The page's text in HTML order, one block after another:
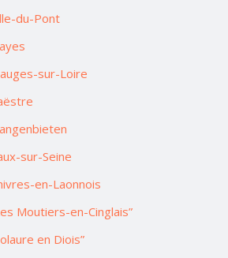
du-Pont
sur-Loire
sur-Seine
en-Laonnois
Moutiers-en-Cinglais”
en Diois”